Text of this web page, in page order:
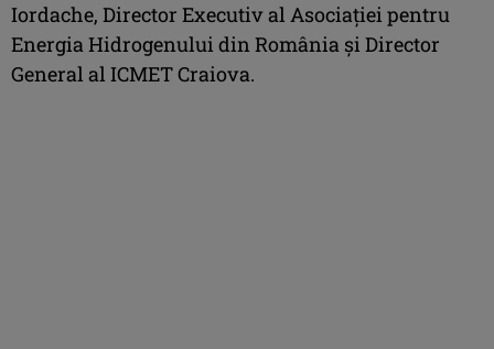
Iordache, Director Executiv al Asociației pentru
Energia Hidrogenului din România și Director
General al ICMET Craiova.